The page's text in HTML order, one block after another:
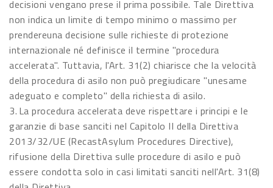
decisioni vengano prese il prima possibile. Tale Direttiva
non indica un limite di tempo minimo o massimo per
prendereuna decisione sulle richieste di protezione
internazionale né definisce il termine "procedura
accelerata". Tuttavia, l'Art. 31(2) chiarisce che la velocità
della procedura di asilo non può pregiudicare "unesame
adeguato e completo" della richiesta di asilo.
3. La procedura accelerata deve rispettare i principi e le
garanzie di base sanciti nel Capitolo II della Direttiva
2013/32/UE (RecastAsylum Procedures Directive),
rifusione della Direttiva sulle procedure di asilo e può
essere condotta solo in casi limitati sanciti nell'Art. 31(8)